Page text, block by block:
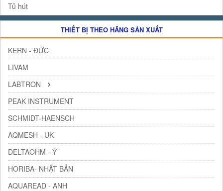
Tủ hút
THIẾT BỊ THEO HÃNG SẢN XUẤT
KERN - ĐỨC
LIVAM
LABTRON
PEAK INSTRUMENT
SCHMIDT-HAENSCH
AQMESH - UK
DELTAOHM - Ý
HORIBA- NHẬT BẢN
AQUAREAD - ANH